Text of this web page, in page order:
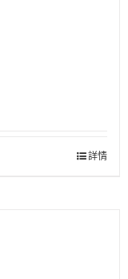
詳情